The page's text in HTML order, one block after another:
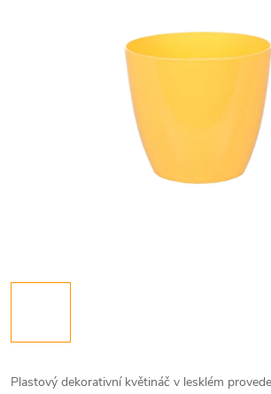
Plastový dekorativní květináč v lesklém